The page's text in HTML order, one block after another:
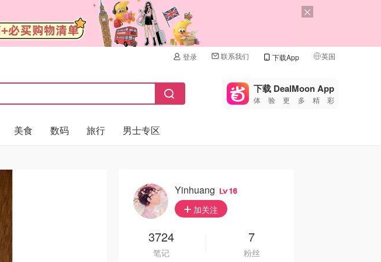
登录 联系我们 下载App 英国
🇺🇸
🇨🇳 中国
下载 DealMoon App
体验更多精彩
美食 数码 旅行 男士专区
Yinhuang 16
加关注
3724
笔记
7
粉丝